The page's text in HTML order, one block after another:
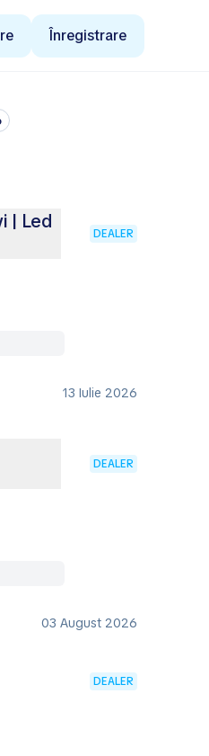
Înregistrare
| Led
DEALER
13 Iulie 2026
DEALER
03 August 2026
DEALER